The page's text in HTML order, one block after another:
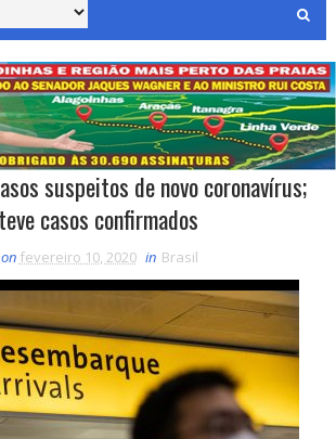
suspeitos de novo coronavírus;
casos confirmados
on fevereiro 10, 2020 in Brasil